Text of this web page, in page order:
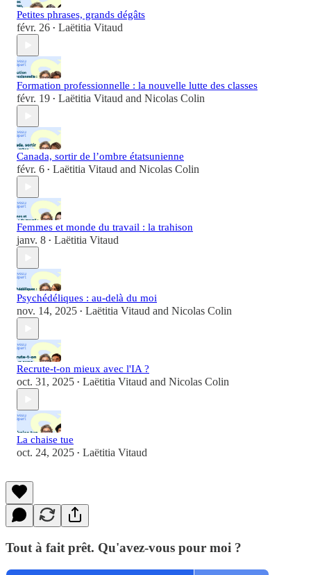
Petites phrases, grands dégâts
févr. 26 • Laëtitia Vitaud
Formation professionnelle : la nouvelle lutte des classes
févr. 19 • Laëtitia Vitaud and Nicolas Colin
Canada, sortir de l’ombre étatsunienne
févr. 6 • Laëtitia Vitaud and Nicolas Colin
Femmes et monde du travail : la trahison
janv. 8 • Laëtitia Vitaud
Psychédéliques : au-delà du moi
nov. 14, 2025 • Laëtitia Vitaud and Nicolas Colin
Recrute-t-on mieux avec l'IA ?
oct. 31, 2025 • Laëtitia Vitaud and Nicolas Colin
La chaise tue
oct. 24, 2025 • Laëtitia Vitaud
Tout à fait prêt. Qu'avez-vous pour moi ?